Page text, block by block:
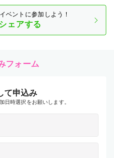
ベントに参加しよう！
ェアする
フォーム
て申込み
時選択をお願いします。